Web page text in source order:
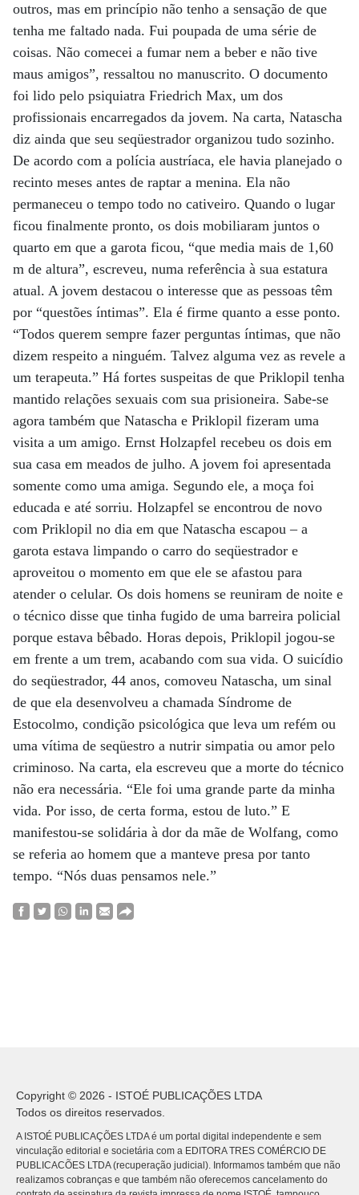
outros, mas em princípio não tenho a sensação de que
tenha me faltado nada. Fui poupada de uma série de
coisas. Não comecei a fumar nem a beber e não tive
maus amigos”, ressaltou no manuscrito. O documento
foi lido pelo psiquiatra Friedrich Max, um dos
profissionais encarregados da jovem. Na carta, Natascha
diz ainda que seu seqüestrador organizou tudo sozinho.
De acordo com a polícia austríaca, ele havia planejado o
recinto meses antes de raptar a menina. Ela não
permaneceu o tempo todo no cativeiro. Quando o lugar
ficou finalmente pronto, os dois mobiliaram juntos o
quarto em que a garota ficou, “que media mais de 1,60
m de altura”, escreveu, numa referência à sua estatura
atual. A jovem destacou o interesse que as pessoas têm
por “questões íntimas”. Ela é firme quanto a esse ponto.
“Todos querem sempre fazer perguntas íntimas, que não
dizem respeito a ninguém. Talvez alguma vez as revele a
um terapeuta.” Há fortes suspeitas de que Priklopil tenha
mantido relações sexuais com sua prisioneira. Sabe-se
agora também que Natascha e Priklopil fizeram uma
visita a um amigo. Ernst Holzapfel recebeu os dois em
sua casa em meados de julho. A jovem foi apresentada
somente como uma amiga. Segundo ele, a moça foi
educada e até sorriu. Holzapfel se encontrou de novo
com Priklopil no dia em que Natascha escapou – a
garota estava limpando o carro do seqüestrador e
aproveitou o momento em que ele se afastou para
atender o celular. Os dois homens se reuniram de noite e
o técnico disse que tinha fugido de uma barreira policial
porque estava bêbado. Horas depois, Priklopil jogou-se
em frente a um trem, acabando com sua vida. O suicídio
do seqüestrador, 44 anos, comoveu Natascha, um sinal
de que ela desenvolveu a chamada Síndrome de
Estocolmo, condição psicológica que leva um refém ou
uma vítima de seqüestro a nutrir simpatia ou amor pelo
criminoso. Na carta, ela escreveu que a morte do técnico
não era necessária. “Ele foi uma grande parte da minha
vida. Por isso, de certa forma, estou de luto.” E
manifestou-se solidária à dor da mãe de Wolfang, como
se referia ao homem que a manteve presa por tanto
tempo. “Nós duas pensamos nele.”
Copyright © 2026 - ISTOÉ PUBLICAÇÕES LTDA
Todos os direitos reservados.
A ISTOÉ PUBLICAÇÕES LTDA é um portal digital independente e sem
vinculação editorial e societária com a EDITORA TRES COMÉRCIO DE
PUBLICACÕES LTDA (recuperação judicial). Informamos também que não
realizamos cobranças e que também não oferecemos cancelamento do